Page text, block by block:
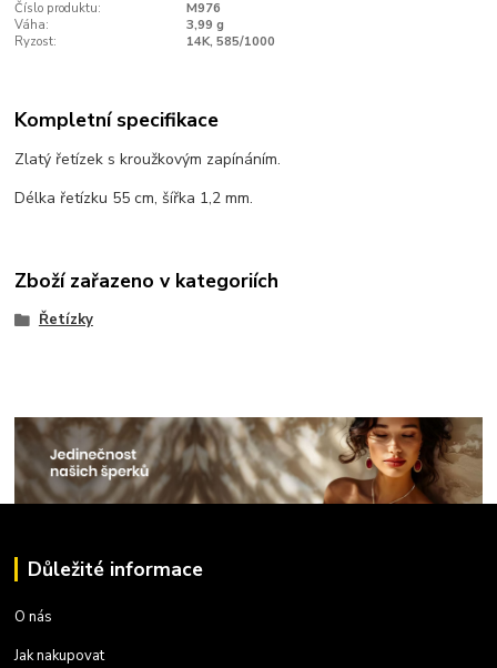
Číslo produktu:
M976
Váha:
3,99 g
Ryzost:
14K, 585/1000
Kompletní specifikace
Zlatý řetízek s kroužkovým zapínáním.
Délka řetízku 55 cm, šířka 1,2 mm.
Zboží zařazeno v kategoriích
Řetízky
Důležité informace
O nás
Jak nakupovat